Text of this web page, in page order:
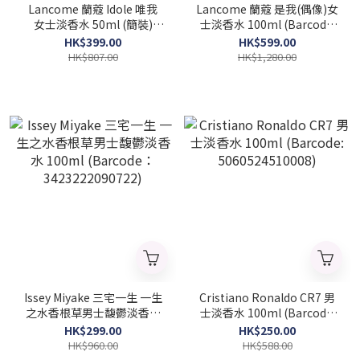
Lancome 蘭蔻 Idole 唯我
女士淡香水 50ml (簡裝)
(Barcode: 3614274078572)
HK$399.00
HK$807.00
Lancome 蘭蔻 是我(偶像)女
士淡香水 100ml (Barcode:
3614274078565)
HK$599.00
HK$1,280.00
Issey Miyake 三宅一生 一生
之水香根草男士馥鬱淡香水
100ml (Barcode：
3423222090722)
HK$299.00
HK$960.00
Cristiano Ronaldo CR7 男
士淡香水 100ml (Barcode:
5060524510008)
HK$250.00
HK$588.00